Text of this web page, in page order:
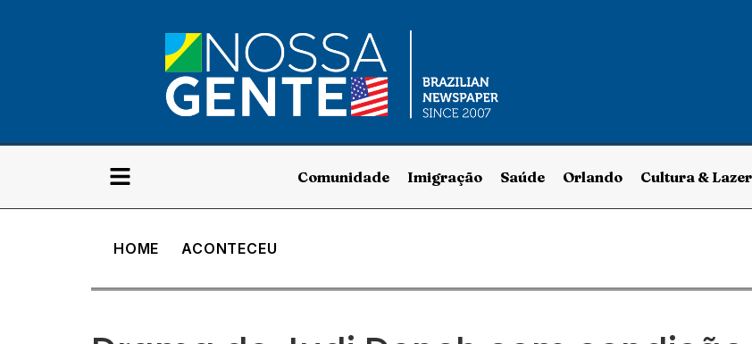
Comunidade Imigração Saúde Orlando Cultura & Lazer
HOME ACONTECEU